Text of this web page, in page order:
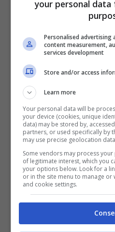
della Guardia di
“connotate da valori
maggiorati”
paragonata ad una
causa di investimenti
budget e di altre
tra cui gli stipendi
che stanno
procura di Torino
portato la Guardia di
le sedi della società.
dell’indagine sono
your personal
Personalised advertising
content measurement,
services development
Store and/or access
Learn more
Your personal data will be
your device (cookies, unique
data) may be stored by,
partners, or used specifically by
may use precise geolocation
Some vendors may process
of legitimate interest, which you
your options below. Look for a
or in the site menu to manage
and cookie settings.